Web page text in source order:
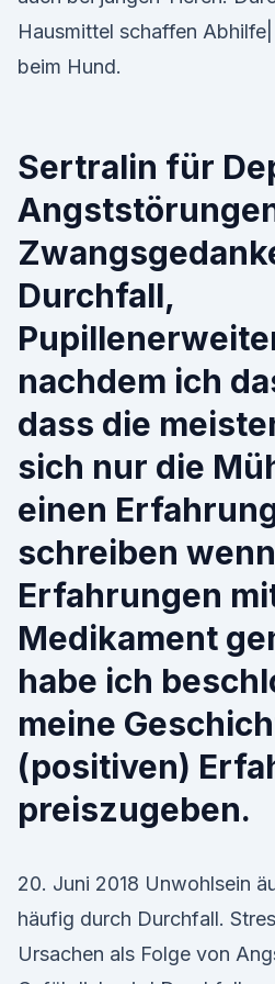
Hausmittel schaffen
beim Hund.
Sertralin für
Durchfall,
nachdem ich
dass die
sich nur die
einen
schreiben
Erfahrungen
Medikament
habe ich
meine
(positiven)
preiszugeben.
20. Juni 2018 Unwohlsein
häufig durch Durchfall.
Ursachen als Folge von